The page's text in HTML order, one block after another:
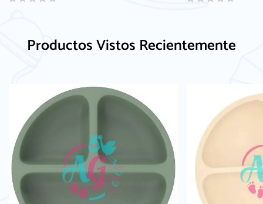
Productos Vistos Recientemente